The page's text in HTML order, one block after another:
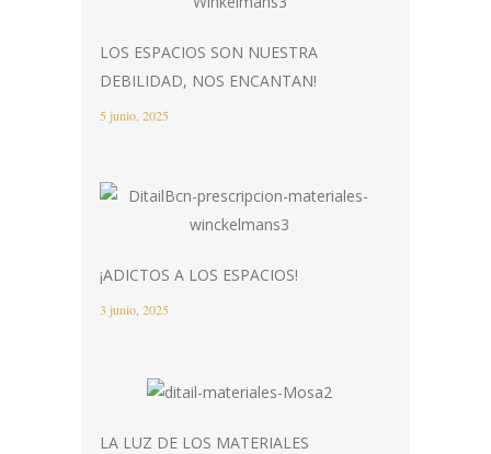
LOS ESPACIOS SON NUESTRA
DEBILIDAD, NOS ENCANTAN!
5 junio, 2025
¡ADICTOS A LOS ESPACIOS!
3 junio, 2025
LA LUZ DE LOS MATERIALES